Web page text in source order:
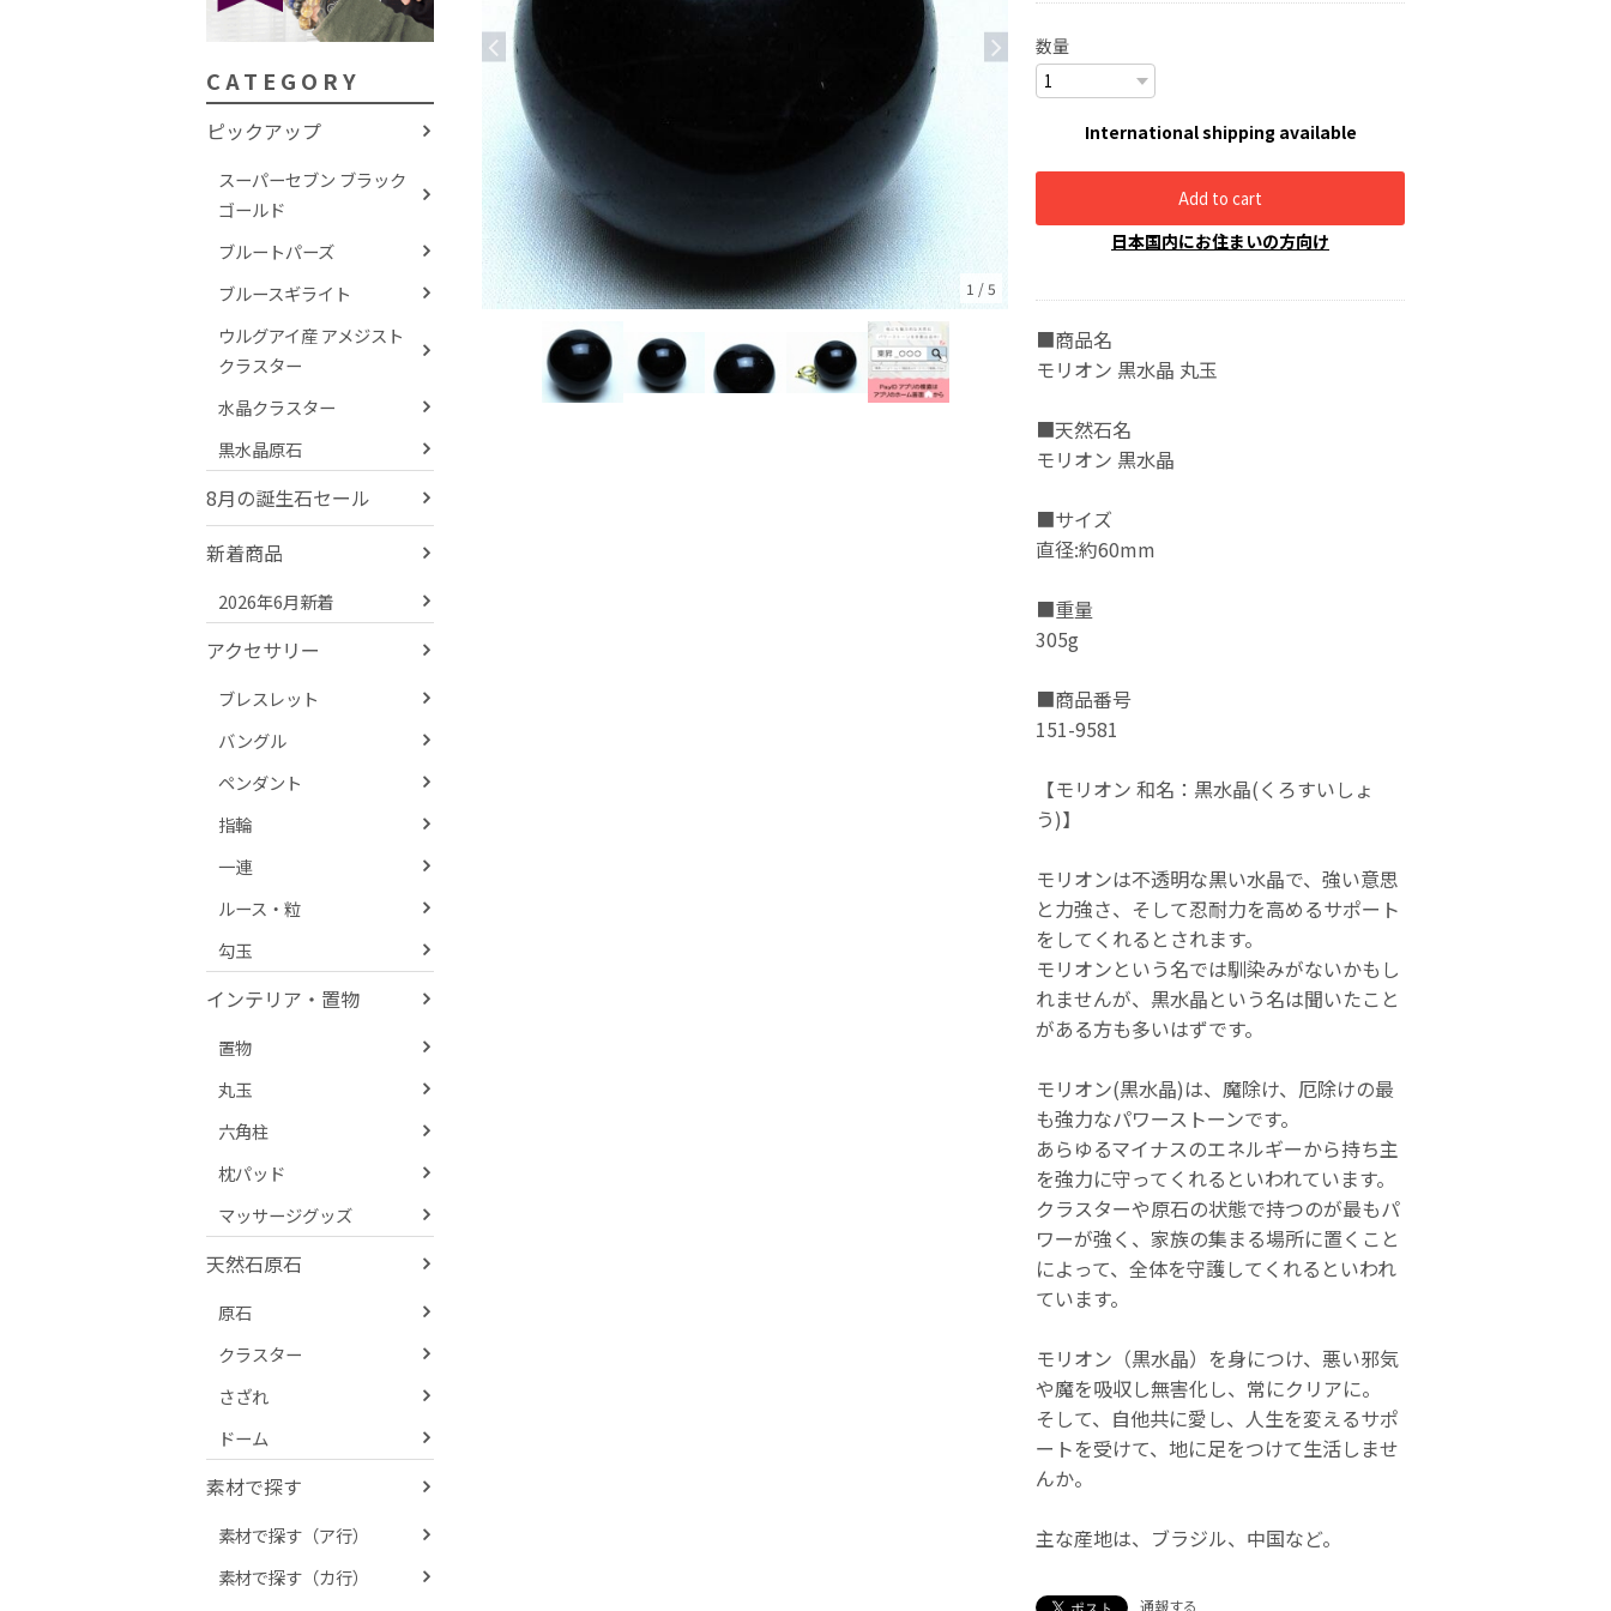
CATEGORY
ピックアップ
スーパーセブン ブラック
ゴールド
ブルートパーズ
ブルースギライト
ウルグアイ産 アメジスト
クラスター
水晶クラスター
黒水晶原石
8月の誕生石セール
新着商品
2026年6月新着
アクセサリー
ブレスレット
バングル
ペンダント
指輪
一連
ルース・粒
勾玉
インテリア・置物
置物
丸玉
六角柱
枕パッド
マッサージグッズ
天然石原石
原石
クラスター
さざれ
ドーム
素材で探す
素材で探す（ア行）
素材で探す（カ行）
1 /5
数量
International shipping available
Add to cart
日本国内にお住まいの方向け
■商品名
モリオン 黒水晶 丸玉
■天然石名
モリオン 黒水晶
■サイズ
直径:約60mm
■重量
305g
■商品番号
151-9581
【モリオン 和名：黒水晶(くろすいしょ
う)】
モリオンは不透明な黒い水晶で、強い意思
と力強さ、そして忍耐力を高めるサポート
をしてくれるとされます。
モリオンという名では馴染みがないかもし
れませんが、黒水晶という名は聞いたこと
がある方も多いはずです。
モリオン(黒水晶)は、魔除け、厄除けの最
も強力なパワーストーンです。
あらゆるマイナスのエネルギーから持ち主
を強力に守ってくれるといわれています。
クラスターや原石の状態で持つのが最もパ
ワーが強く、家族の集まる場所に置くこと
によって、全体を守護してくれるといわれ
ています。
モリオン（黒水晶）を身につけ、悪い邪気
や魔を吸収し無害化し、常にクリアに。
そして、自他共に愛し、人生を変えるサポ
ートを受けて、地に足をつけて生活しませ
んか。
主な産地は、ブラジル、中国など。
通報する